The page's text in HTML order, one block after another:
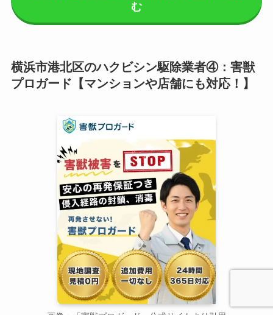
む
横浜市港北区のハクビシン駆除業者④：害獣
プロガード【マンションや店舗にも対応！】